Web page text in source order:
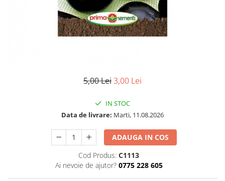
5,00 Lei3,00 Lei
IN STOC
Data de livrare: Marti, 11.08.2026
ADAUGA IN COS
Cod Produs: C1113
Ai nevoie de ajutor? 0775 228 605